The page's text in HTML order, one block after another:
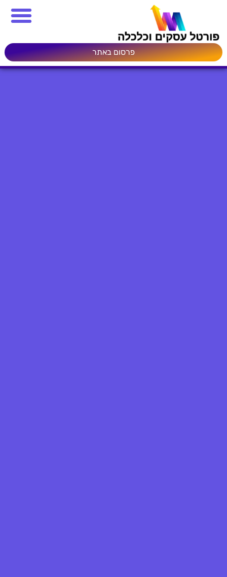
פרסום באתר